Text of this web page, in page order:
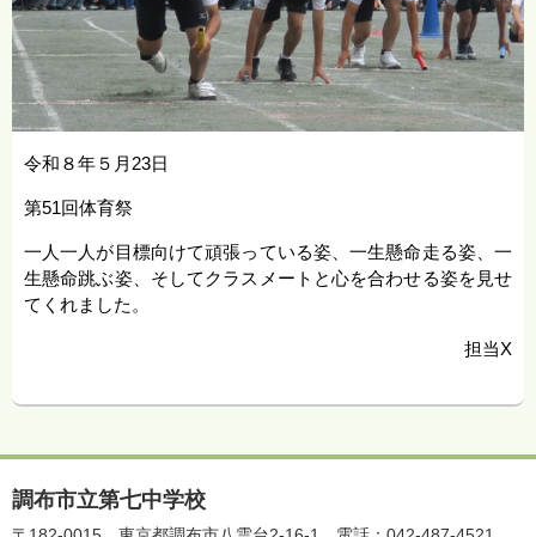
令和８年５月23日
第51回体育祭
一人一人が目標向けて頑張っている姿、一生懸命走る姿、一
生懸命跳ぶ姿、そしてクラスメートと心を合わせる姿を見せ
てくれました。
担当X
調布市立第七中学校